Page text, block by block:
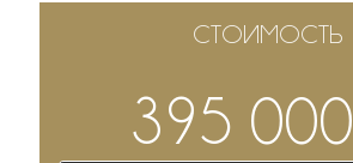
СТОИМОСТЬ
395 000